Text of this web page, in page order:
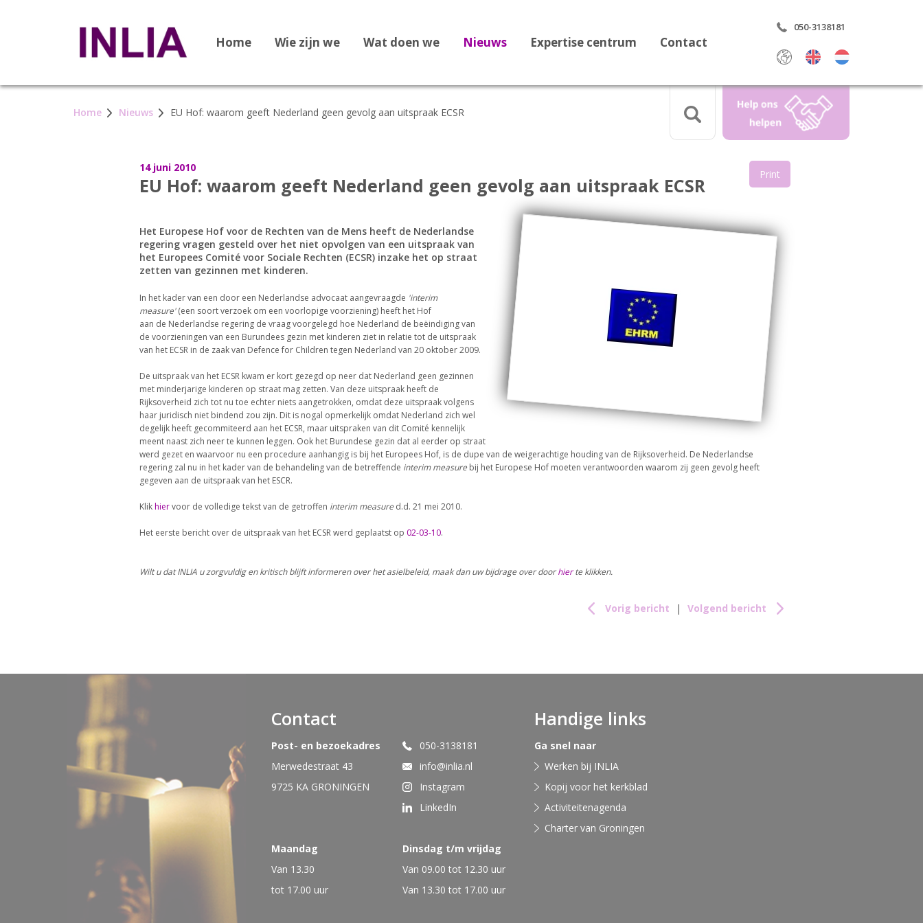
Home Wie zijn we Wat doen we Nieuws Expertise centrum
Dossier Bekeringen
Dossier Vreemdelingenbewaring
Dossier 1F Vluchtelingenverdrag
Dossier Leges
Dossier Afghanistan
Dossier Somalië
Nieuws
Contact
050-3138181
Select Language
Home Nieuws EU Hof: waarom geeft Nederland geen gevolg aan uitspraak ECSR
14 juni 2010
EU Hof: waarom geeft Nederland geen gevolg aan uitspraak ECSR Print
Het Europese Hof voor de Rechten van de Mens heeft de Nederlandse
regering vragen gesteld over het niet opvolgen van een uitspraak van
het Europees Comité voor Sociale Rechten (ECSR) inzake het op straat
zetten van gezinnen met kinderen.
In het kader van een door een Nederlandse advocaat aangevraagde 'interim
measure'(een soort verzoek om een voorlopige voorziening) heeft het Hof
aan de Nederlandse regering de vraag voorgelegd hoe Nederland de beëindiging van
de voorzieningen van een Burundees gezin met kinderen ziet in relatie tot de uitspraak
van het ECSR in de zaak van Defence for Children tegen Nederland van 20 oktober 2009.
De uitspraak van het ECSR kwam er kort gezegd op neer dat Nederland geen gezinnen
met minderjarige kinderen op straat mag zetten. Van deze uitspraak heeft de
Rijksoverheid zich tot nu toe echter niets aangetrokken, omdat deze uitspraak volgens
haar juridisch niet bindend zou zijn. Dit is nogal opmerkelijk omdat Nederland zich wel
degelijk heeft gecommiteerd aan het ECSR, maar uitspraken van dit Comité kennelijk
meent naast zich neer te kunnen leggen. Ook het Burundese gezin dat al eerder op straat
werd gezet en waarvoor nu een procedure aanhangig is bij het Europees Hof, is de dupe van de weigerachtige houding van de Rijksoverheid. De Nederlandse
regering zal nu in het kader van de behandeling van de betreffende interim measure bij het Europese Hof moeten verantwoorden waarom zij geen gevolg heeft
gegeven aan de uitspraak van het ESCR.
Klikhiervoor de volledige tekst van de getroffen interim measured.d. 21 mei 2010.
Het eerste bericht over de uitspraak van het ECSR werd geplaatst op 02-03-10.
Wilt u dat INLIA u zorgvuldig en kritisch blijft informeren over het asielbeleid, maak dan uw bijdrage over doorhierte klikken.
Vorig bericht | Volgend bericht
Contact
Post- en bezoekadres
Merwedestraat 43
9725 KA GRONINGEN
050-3138181
info@inlia.nl
Instagram
LinkedIn
Maandag
Van 13.30
tot 17.00 uur
Dinsdag t/m vrijdag
Van 09.00 tot 12.30 uur
Van 13.30 tot 17.00 uur
Handige links
Ga snel naar
Werken bij INLIA
Kopij voor het kerkblad
Activiteitenagenda
Charter van Groningen